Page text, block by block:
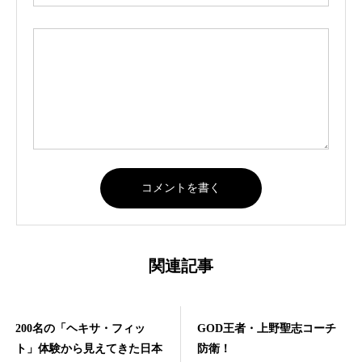
関連記事
200名の「ヘキサ・フィッ
ト」体験から見えてきた日本
GOD王者・上野聖志コーチ
防衛！